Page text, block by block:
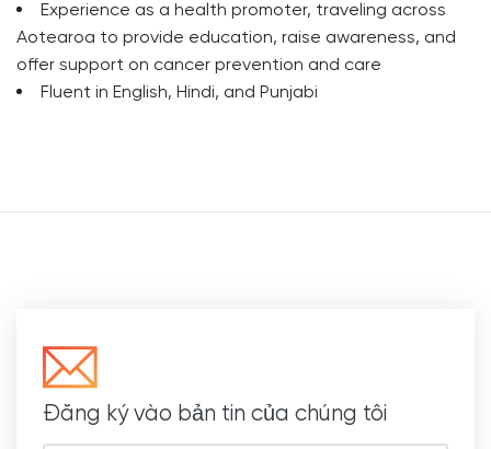
Experience as a health promoter, traveling across
Aotearoa to provide education, raise awareness, and
offer support on cancer prevention and care
Fluent in English, Hindi, and Punjabi
Đăng ký vào bản tin của chúng tôi